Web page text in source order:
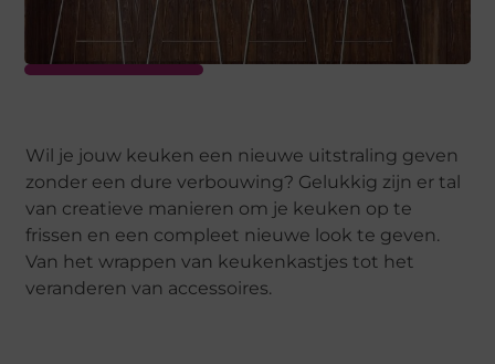
Wil je jouw keuken een nieuwe uitstraling geven
zonder een dure verbouwing? Gelukkig zijn er tal
van creatieve manieren om je keuken op te
frissen en een compleet nieuwe look te geven.
Van het wrappen van keukenkastjes tot het
veranderen van accessoires.